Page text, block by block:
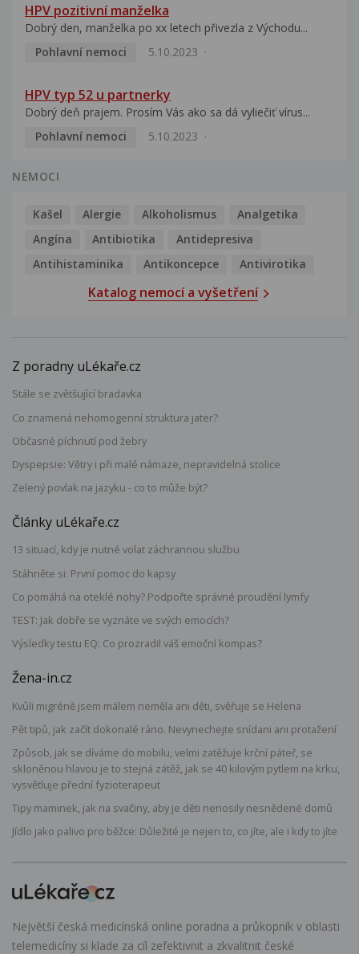
HPV pozitivní manželka
Dobrý den, manželka po xx letech přivezla z Východu...
Pohlavní nemoci
5.10.2023
HPV typ 52 u partnerky
Dobrý deň prajem. Prosím Vás ako sa dá vyliečiť vírus...
Pohlavní nemoci
5.10.2023
NEMOCI
Kašel Alergie Alkoholismus
Analgetika
Angína
Antibiotika
Antidepresiva
Antihistaminika
Antikoncepce Antivirotika
Katalog nemocí a vyšetření
Z poradny uLékaře.cz
Stále se zvětšující bradavka
Co znamená nehomogenní struktura jater?
Občasné píchnutí pod žebry
Dyspepsie: Větry i při malé námaze, nepravidelná stolice
Zelený povlak na jazyku - co to může být?
Články uLékaře.cz
13 situací, kdy je nutné volat záchrannou službu
Stáhněte si: První pomoc do kapsy
Co pomáhá na oteklé nohy? Podpořte správné proudění lymfy
TEST: Jak dobře se vyznáte ve svých emocích?
Výsledky testu EQ: Co prozradil váš emoční kompas?
Žena-in.cz
Kvůli migréně jsem málem neměla ani děti, svěřuje se Helena
Pět tipů, jak začít dokonalé ráno. Nevynechejte snídani ani protažení
Způsob, jak se díváme do mobilu, velmi zatěžuje krční páteř, se
skloněnou hlavou je to stejná zátěž, jak se 40 kilovým pytlem na krku,
vysvětluje přední fyzioterapeut
Tipy maminek, jak na svačiny, aby je děti nenosily nesnědené domů
Jídlo jako palivo pro běžce: Důležité je nejen to, co jíte, ale i kdy to jíte
Největší česká medicínská online poradna a průkopník v oblasti
telemedicíny si klade za cíl zefektivnit a zkvalitnit české